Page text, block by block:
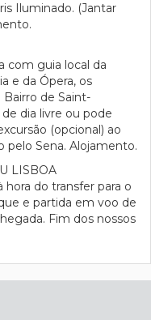
Iluminado. (Jantar
com guia local da
e da Ópera, os
Bairro de Saint-
dia livre ou pode
(opcional) ao
pelo Sena. Alojamento.
LISBOA
do transfer para o
e partida em voo de
Fim dos nossos